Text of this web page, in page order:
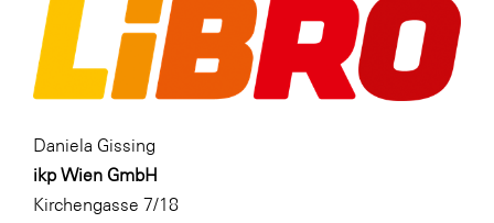
Daniela Gissing
ikp Wien GmbH
Kirchengasse 7/18